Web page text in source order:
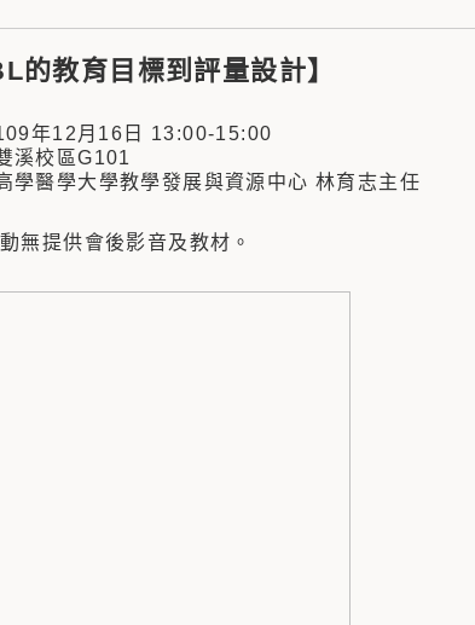
的教育目標到評量設計】
年12月16日 13:00-15:00
溪校區G101
學醫學大學教學發展與資源中心 林育志主任
提供會後影音及教材。